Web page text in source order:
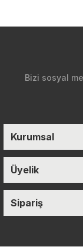
Bizi sosyal
Kurumsal
Üyelik
Sipariş